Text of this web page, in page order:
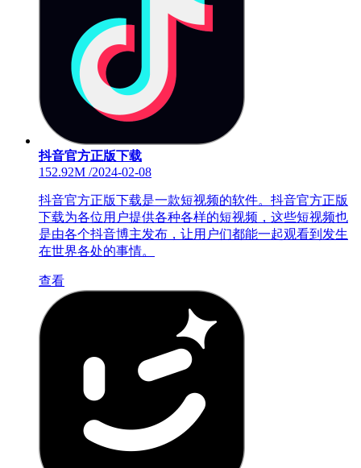
抖音官方正版下载
152.92M /2024-02-08
抖音官方正版下载是一款短视频的软件。抖音官方正版
下载为各位用户提供各种各样的短视频，这些短视频也
是由各个抖音博主发布，让用户们都能一起观看到发生
在世界各处的事情。
查看